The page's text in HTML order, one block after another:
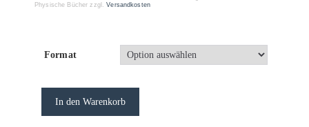
Physische Bücher zzgl.Versandkosten
Format
In den Warenkorb